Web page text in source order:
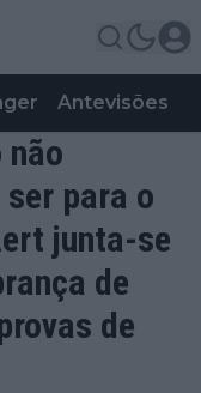
Antevisões
não
para o
junta-se
de
de